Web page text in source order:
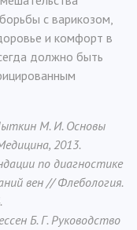
с варикозом,
и комфорт в
должно быть
М. И. Основы
2013.
по диагностике
вен // Флебология.
Б. Г. Руководство